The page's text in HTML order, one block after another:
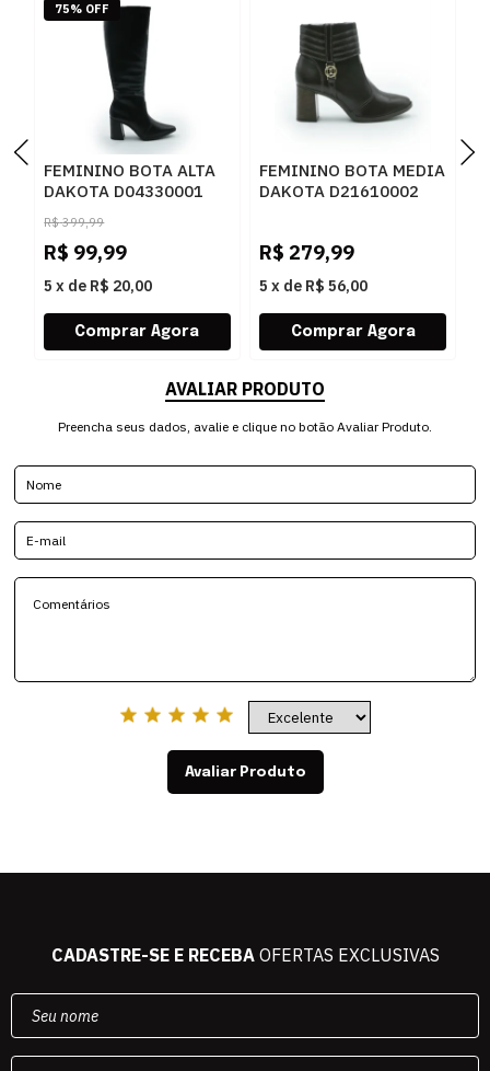
FEMININO BOTA ALTA
DAKOTA D04330001
PRETO
R$ 399,99
R$ 99,99
5 x de R$ 20,00
75% OFF
FEMININO BOTA MEDIA
DAKOTA D21610002
R$ 279,99
5 x de R$ 56,00
AVALIAR PRODUTO
Preencha seus dados, avalie e clique no botão Avaliar Produto.
Avaliar Produto
CADASTRE-SE E RECEBAOFERTAS EXCLUSIVAS